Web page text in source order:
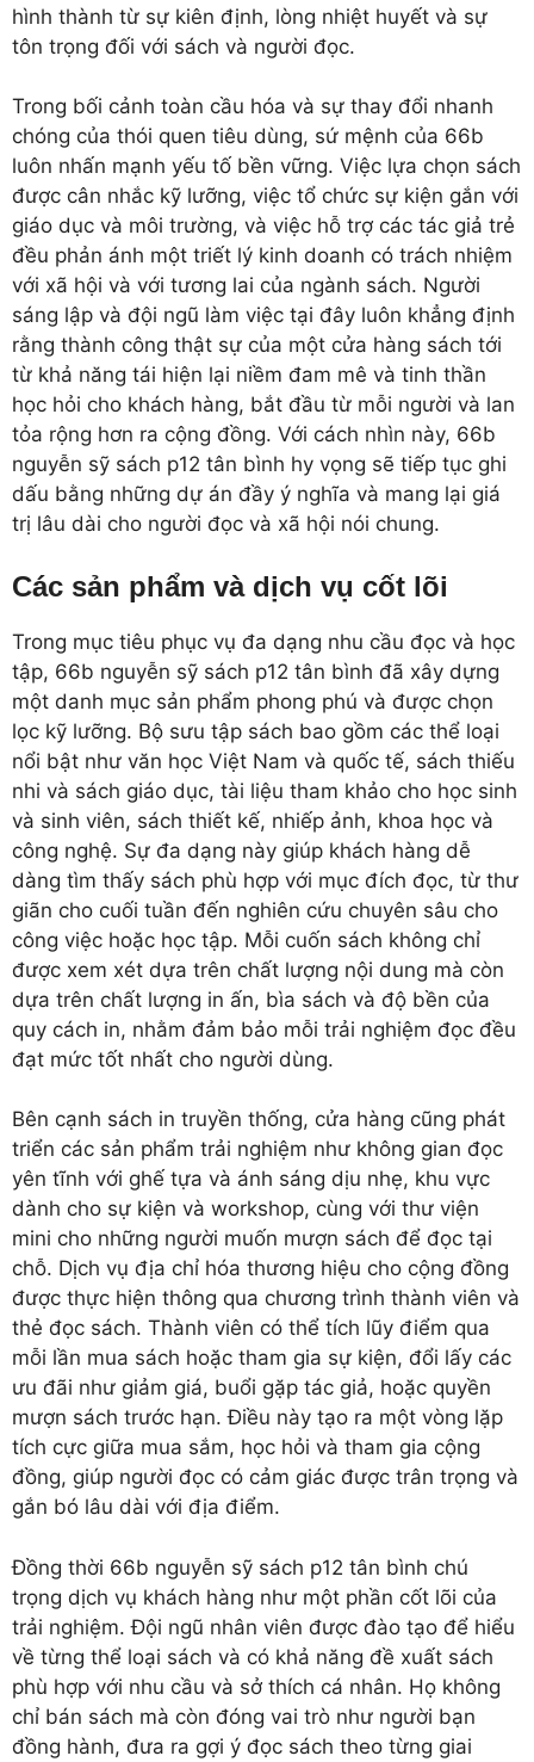
hình thành từ sự kiên định, lòng nhiệt huyết và sự
tôn trọng đối với sách và người đọc.
Trong bối cảnh toàn cầu hóa và sự thay đổi nhanh
chóng của thói quen tiêu dùng, sứ mệnh của 66b
luôn nhấn mạnh yếu tố bền vững. Việc lựa chọn sách
được cân nhắc kỹ lưỡng, việc tổ chức sự kiện gắn với
giáo dục và môi trường, và việc hỗ trợ các tác giả trẻ
đều phản ánh một triết lý kinh doanh có trách nhiệm
với xã hội và với tương lai của ngành sách. Người
sáng lập và đội ngũ làm việc tại đây luôn khẳng định
rằng thành công thật sự của một cửa hàng sách tới
từ khả năng tái hiện lại niềm đam mê và tinh thần
học hỏi cho khách hàng, bắt đầu từ mỗi người và lan
tỏa rộng hơn ra cộng đồng. Với cách nhìn này, 66b
nguyễn sỹ sách p12 tân bình hy vọng sẽ tiếp tục ghi
dấu bằng những dự án đầy ý nghĩa và mang lại giá
trị lâu dài cho người đọc và xã hội nói chung.
Các sản phẩm và dịch vụ cốt lõi
Trong mục tiêu phục vụ đa dạng nhu cầu đọc và học
tập, 66b nguyễn sỹ sách p12 tân bình đã xây dựng
một danh mục sản phẩm phong phú và được chọn
lọc kỹ lưỡng. Bộ sưu tập sách bao gồm các thể loại
nổi bật như văn học Việt Nam và quốc tế, sách thiếu
nhi và sách giáo dục, tài liệu tham khảo cho học sinh
và sinh viên, sách thiết kế, nhiếp ảnh, khoa học và
công nghệ. Sự đa dạng này giúp khách hàng dễ
dàng tìm thấy sách phù hợp với mục đích đọc, từ thư
giãn cho cuối tuần đến nghiên cứu chuyên sâu cho
công việc hoặc học tập. Mỗi cuốn sách không chỉ
được xem xét dựa trên chất lượng nội dung mà còn
dựa trên chất lượng in ấn, bìa sách và độ bền của
quy cách in, nhằm đảm bảo mỗi trải nghiệm đọc đều
đạt mức tốt nhất cho người dùng.
Bên cạnh sách in truyền thống, cửa hàng cũng phát
triển các sản phẩm trải nghiệm như không gian đọc
yên tĩnh với ghế tựa và ánh sáng dịu nhẹ, khu vực
dành cho sự kiện và workshop, cùng với thư viện
mini cho những người muốn mượn sách để đọc tại
chỗ. Dịch vụ địa chỉ hóa thương hiệu cho cộng đồng
được thực hiện thông qua chương trình thành viên và
thẻ đọc sách. Thành viên có thể tích lũy điểm qua
mỗi lần mua sách hoặc tham gia sự kiện, đổi lấy các
ưu đãi như giảm giá, buổi gặp tác giả, hoặc quyền
mượn sách trước hạn. Điều này tạo ra một vòng lặp
tích cực giữa mua sắm, học hỏi và tham gia cộng
đồng, giúp người đọc có cảm giác được trân trọng và
gắn bó lâu dài với địa điểm.
Đồng thời 66b nguyễn sỹ sách p12 tân bình chú
trọng dịch vụ khách hàng như một phần cốt lõi của
trải nghiệm. Đội ngũ nhân viên được đào tạo để hiểu
về từng thể loại sách và có khả năng đề xuất sách
phù hợp với nhu cầu và sở thích cá nhân. Họ không
chỉ bán sách mà còn đóng vai trò như người bạn
đồng hành, đưa ra gợi ý đọc sách theo từng giai